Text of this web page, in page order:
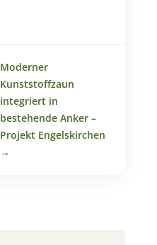
Moderner
Kunststoffzaun
integriert in
bestehende Anker –
Projekt Engelskirchen
→